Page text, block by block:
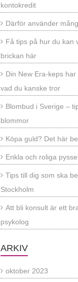
kontokredit
Därför använder
Få tips på hur du kan
brickan här
Din New Era-keps
vad du kanske tror
Blombud i Sverige –
blommor
Köpa guld? Det här
Enkla och roliga
Tips till dig som ska
Stockholm
Att bli konsult är ett
psykolog
ARKIV
oktober 2023